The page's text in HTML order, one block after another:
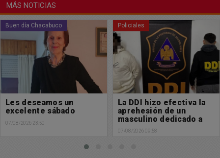
MÁS NOTICIAS
Buen día Chacabuco
Les deseamos un
excelente sábado
07/08/2026 23:50
Policiales
La DDI hizo efectiva la
aprehesión de un
masculino dedicado a
vender estupefacientes
07/08/2026 09:58